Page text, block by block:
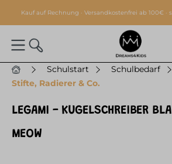
springen
Kauf auf Rechnung · Versandkostenfrei ab 100€ ·
Schulstart
Schulbedarf
Stifte, Radierer & Co.
LEGAMI - KUGELSCHREIBER
MEOW